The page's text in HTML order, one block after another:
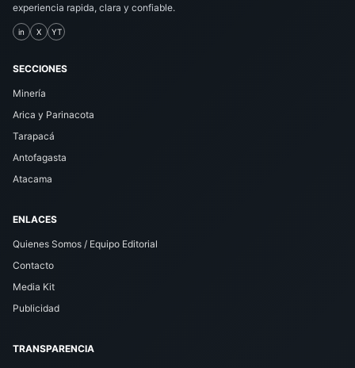
experiencia rapida, clara y confiable.
in X YT
SECCIONES
Minería
Arica y Parinacota
Tarapacá
Antofagasta
Atacama
ENLACES
Quienes Somos / Equipo Editorial
Contacto
Media Kit
Publicidad
TRANSPARENCIA